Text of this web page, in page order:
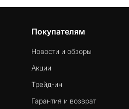
Покупателям
Новости и обзоры
Акции
Трейд-ин
Гарантия и возврат